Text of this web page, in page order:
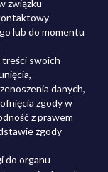
związku
lub do momentu
treści swoich
danych,
zgody w
z prawem
zgody
do organu